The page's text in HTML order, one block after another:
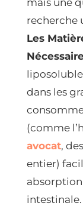
recherche
Les
dans les
(comme
avocat,
entier)
intestinale.